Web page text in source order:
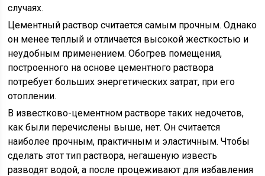
случаях.
Цементный раствор считается самым прочным. Однако
он менее теплый и отличается высокой жесткостью и
неудобным применением. Обогрев помещения,
построенного на основе цементного раствора
потребует больших энергетических затрат, при его
отоплении.
В известково-цементном растворе таких недочетов,
как были перечислены выше, нет. Он считается
наиболее прочным, практичным и эластичным. Чтобы
сделать этот тип раствора, негашеную известь
разводят водой, а после процеживают для избавления